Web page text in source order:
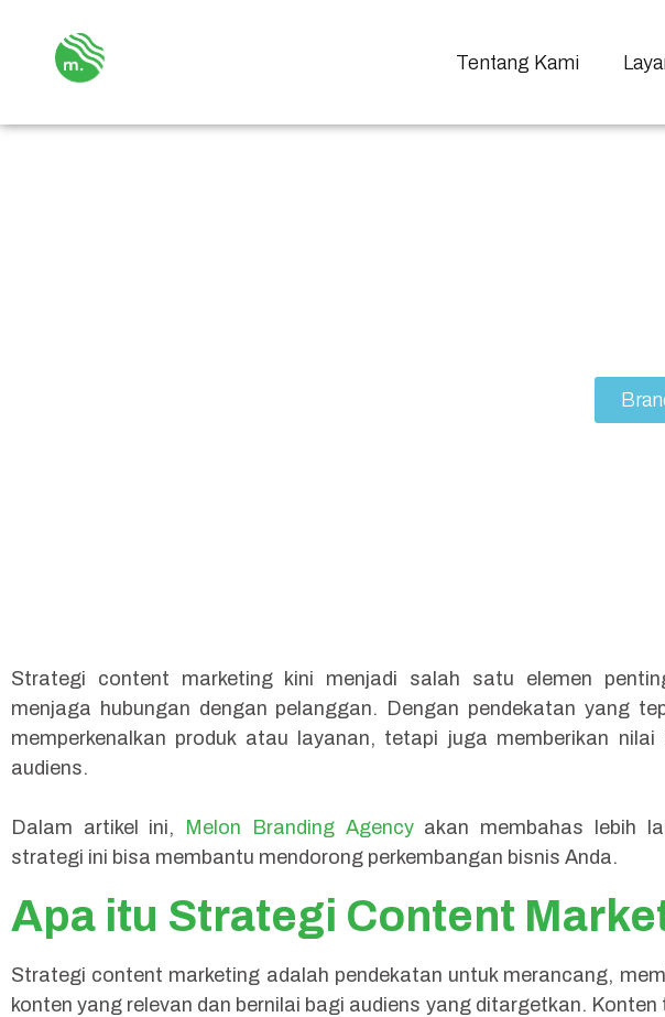
Tentang Kami
Strategi content marketing kini menjadi salah satu elemen
menjaga hubungan dengan pelanggan. Dengan pendekatan yang
memperkenalkan produk atau layanan, tetapi juga memberikan
audiens.
Dalam artikel ini, Melon Branding Agencyakan membahas lebih
strategi ini bisa membantu mendorong perkembangan bisnis Anda.
Apa itu Strategi Content
Strategi content marketing adalah pendekatan untuk merancang,
konten yang relevan dan bernilai bagi audiens yang ditargetkan.